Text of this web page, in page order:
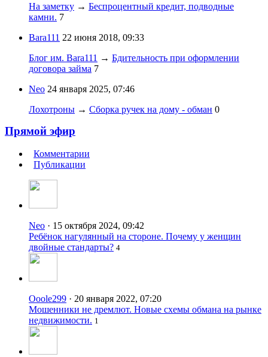
На заметку → Беспроцентный кредит, подводные
камни. 7
Bara111 22 июня 2018, 09:33
Блог им. Bara111 → Бдительность при оформлении
договора займа 7
Neo 24 января 2025, 07:46
Лохотроны → Сборка ручек на дому - обман 0
Прямой эфир
Комментарии
Публикации
Neo · 15 октября 2024, 09:42
Ребёнок нагулянный на стороне. Почему у женщин
двойные стандарты? 4
Ooole299 · 20 января 2022, 07:20
Мошенники не дремлют. Новые схемы обмана на рынке
недвижимости. 1